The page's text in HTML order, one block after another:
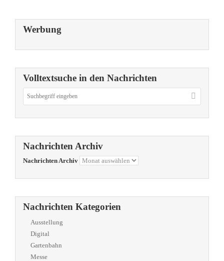
Werbung
Volltextsuche in den Nachrichten
Nachrichten Archiv
Nachrichten Archiv
Nachrichten Kategorien
Ausstellung
Digital
Gartenbahn
Messe